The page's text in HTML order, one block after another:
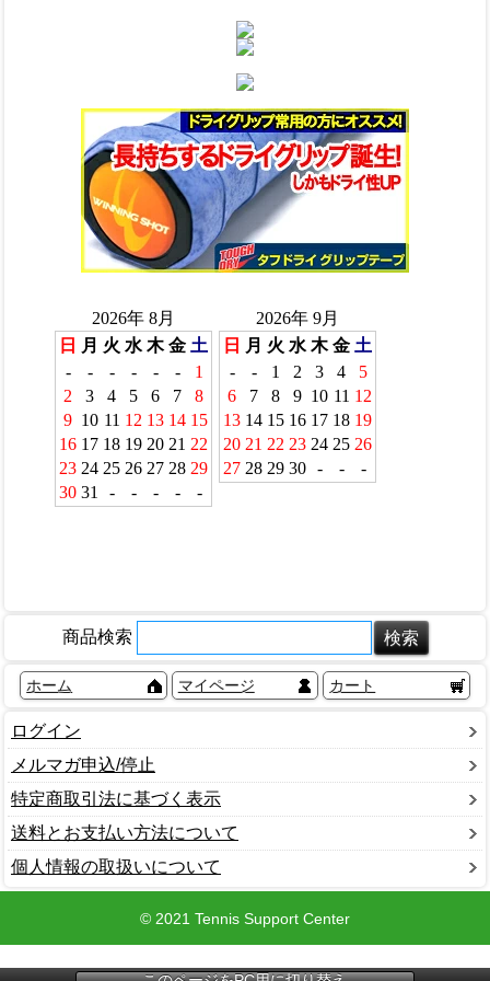
商品検索
ホーム マイページ カート
ログイン
メルマガ申込/停止
特定商取引法に基づく表示
送料とお支払い方法について
個人情報の取扱いについて
© 2021 Tennis Support Center